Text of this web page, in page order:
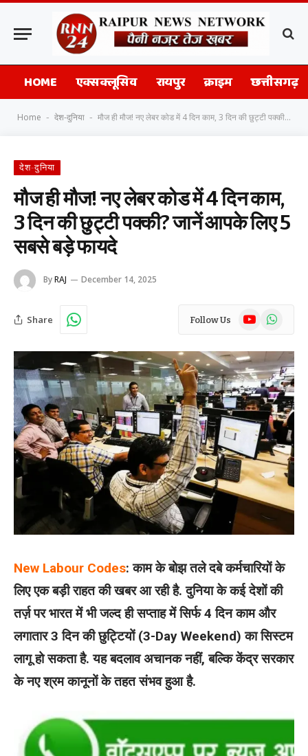
HOME एक्सक्लूसिव रायपुर क्राइम छत्तीसगढ़
Home - देश-दुनिया - मौज ही मौज! नए लेबर कोड में 4 दिन काम, 3 दिन की छुट्टी पक्की? जानें आपके लिए 5 सबसे बड़े फायदे
देश-दुनिया
मौज ही मौज! नए लेबर कोड में 4 दिन काम,
3 दिन की छुट्टी पक्की? जानें आपके लिए 5
सबसे बड़े फायदे
ByRAJ December 14, 2025
Share Follow Us YouTubeWhatsApp
New Labour Codes: काम के बोझ तले दबे कर्मचारियों के
लिए एक बड़ी राहत की खबर आ रही है. दुनिया के कई देशों की
तर्ज़ पर भारत में भी जल्द ही सप्ताह में सिर्फ 4 दिन काम और
लगातार 3 दिन की छुट्टियों (3-Day Weekend) का सिस्टम
लागू हो सकता है. यह बदलाव अचानक नहीं, बल्कि केंद्र सरकार
के नए श्रम कानूनों के तहत संभव हुआ है.